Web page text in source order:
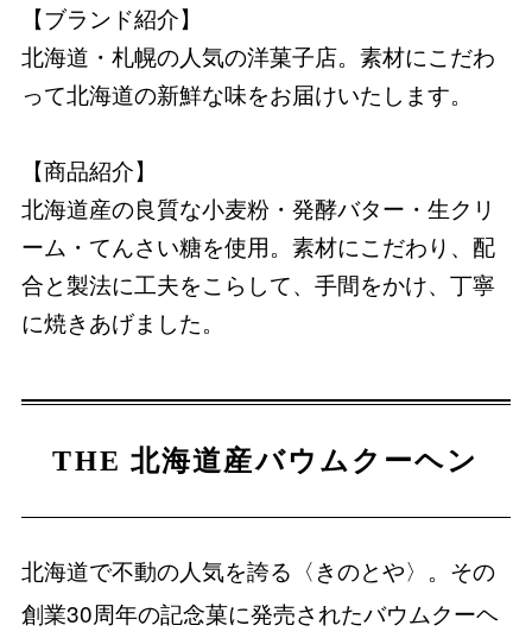
【ブランド紹介】
北海道・札幌の人気の洋菓子店。素材にこだわ
って北海道の新鮮な味をお届けいたします。
【商品紹介】
北海道産の良質な小麦粉・発酵バター・生クリ
ーム・てんさい糖を使用。素材にこだわり、配
合と製法に工夫をこらして、手間をかけ、丁寧
に焼きあげました。
THE 北海道産バウムクーヘン
北海道で不動の人気を誇る〈きのとや〉。その
創業30周年の記念菓に発売されたバウムクーヘ